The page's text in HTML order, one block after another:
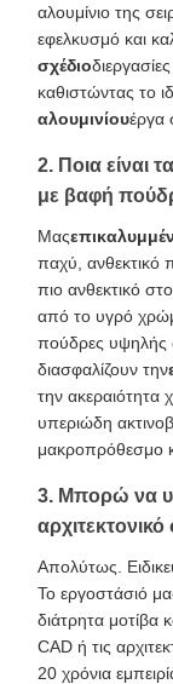
αλουμίνιο της
εφελκυσμό και
σχέδιο
καθιστώντας το
αλουμινίουέργα
2. Ποια είναι
με βαφή
Μας
παχύ, ανθεκτικό
πιο ανθεκτικό
από το υγρό
πούδρες
διασφαλίζουν την
την ακεραιότητα
υπεριώδη
μακροπρόθεσμο
3. Μπορώ να
Απολύτως.
Το εργοστάσιό
διάτρητα μοτίβα
CAD ή τις
20 χρόνια